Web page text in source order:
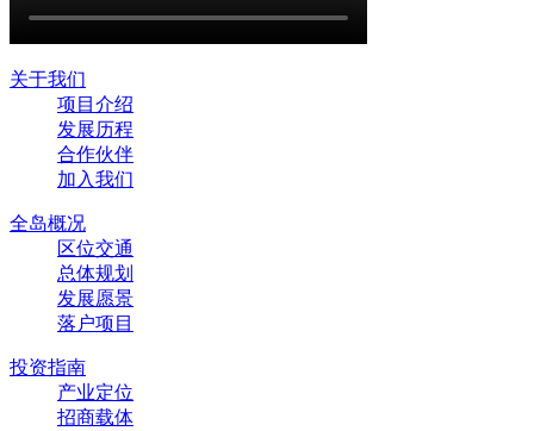
关于我们
项目介绍
发展历程
合作伙伴
加入我们
全岛概况
区位交通
总体规划
发展愿景
落户项目
投资指南
产业定位
招商载体